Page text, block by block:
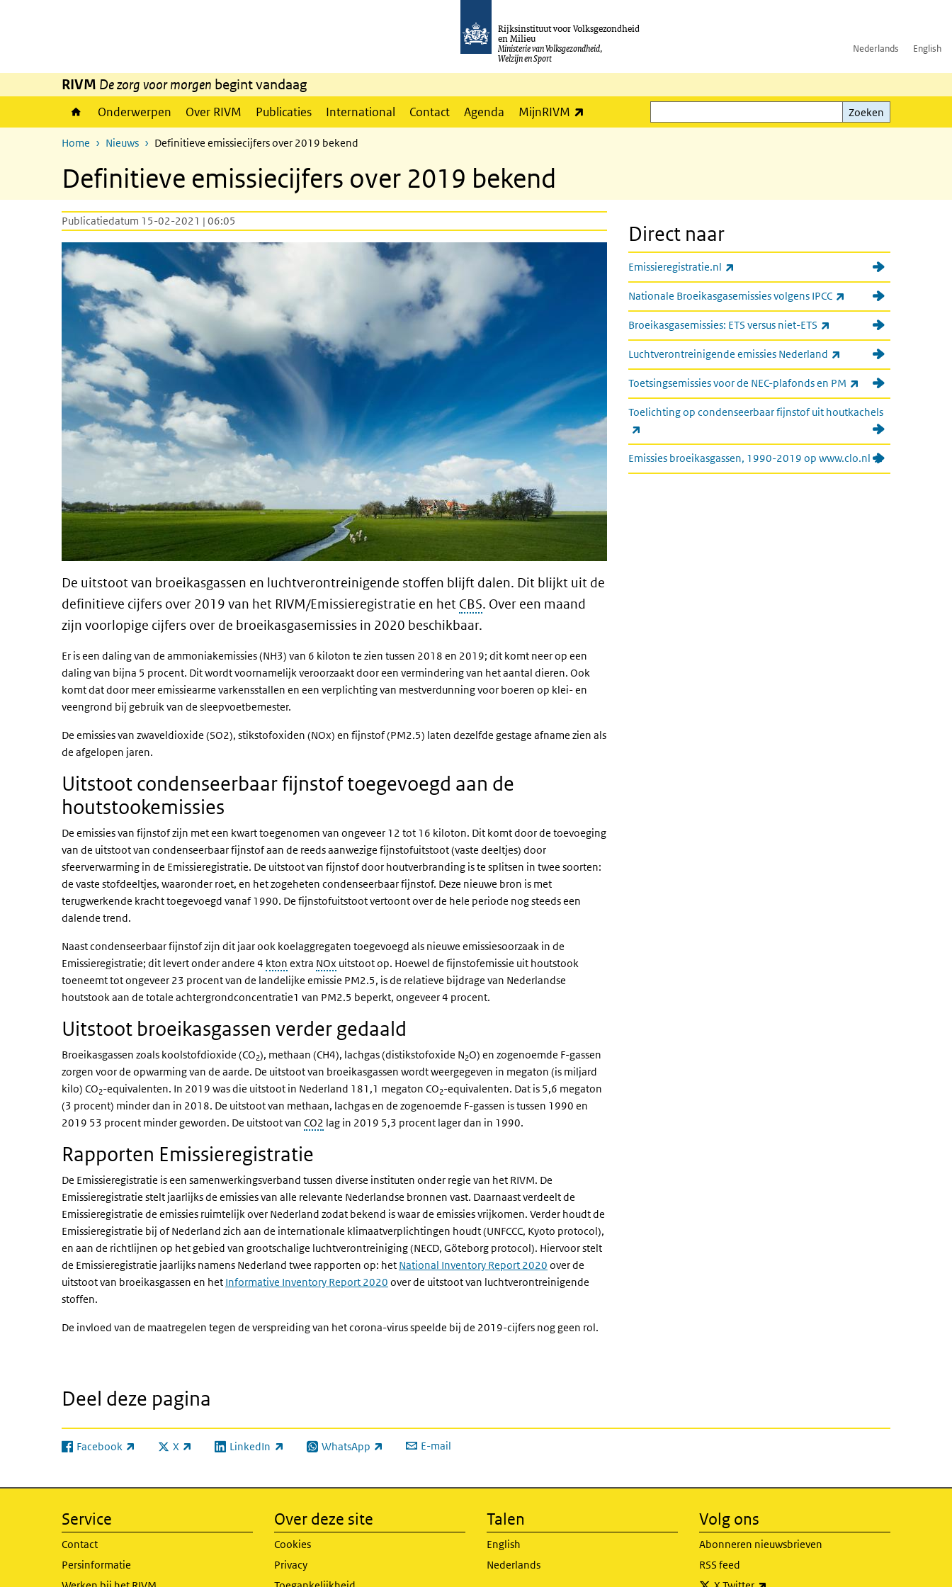
Rijksinstituut voor Volksgezondheid
en Milieu
Ministerie van Volksgezondheid,
Welzijn en Sport
Nederlands English
RIVM De zorg voor morgen begint vandaag
Onderwerpen Over RIVM Publicaties International Contact Agenda MijnRIVM
Zoeken
Zoeken
Home Nieuws Definitieve emissiecijfers over 2019 bekend
Definitieve emissiecijfers over 2019 bekend
Publicatiedatum 15-02-2021 | 06:05
De uitstoot van broeikasgassen en luchtverontreinigende stoffen blijft dalen. Dit blijkt uit de
definitieve cijfers over 2019 van het RIVM/Emissieregistratie en het CBS. Over een maand
zijn voorlopige cijfers over de broeikasgasemissies in 2020 beschikbaar.
Er is een daling van de ammoniakemissies (NH3) van 6 kiloton te zien tussen 2018 en 2019; dit komt neer op een
daling van bijna 5 procent. Dit wordt voornamelijk veroorzaakt door een vermindering van het aantal dieren. Ook
komt dat door meer emissiearme varkensstallen en een verplichting van mestverdunning voor boeren op klei- en
veengrond bij gebruik van de sleepvoetbemester.
De emissies van zwaveldioxide (SO2), stikstofoxiden (NOx) en fijnstof (PM2.5) laten dezelfde gestage afname zien als
de afgelopen jaren.
Uitstoot condenseerbaar fijnstof toegevoegd aan de
houtstookemissies
De emissies van fijnstof zijn met een kwart toegenomen van ongeveer 12 tot 16 kiloton. Dit komt door de toevoeging
van de uitstoot van condenseerbaar fijnstof aan de reeds aanwezige fijnstofuitstoot (vaste deeltjes) door
sfeerverwarming in de Emissieregistratie. De uitstoot van fijnstof door houtverbranding is te splitsen in twee soorten:
de vaste stofdeeltjes, waaronder roet, en het zogeheten condenseerbaar fijnstof. Deze nieuwe bron is met
terugwerkende kracht toegevoegd vanaf 1990. De fijnstofuitstoot vertoont over de hele periode nog steeds een
dalende trend.
Naast condenseerbaar fijnstof zijn dit jaar ook koelaggregaten toegevoegd als nieuwe emissiesoorzaak in de
Emissieregistratie; dit levert onder andere 4 kton extra NOx uitstoot op. Hoewel de fijnstofemissie uit houtstook
toeneemt tot ongeveer 23 procent van de landelijke emissie PM2.5, is de relatieve bijdrage van Nederlandse
houtstook aan de totale achtergrondconcentratie1 van PM2.5 beperkt, ongeveer 4 procent.
Uitstoot broeikasgassen verder gedaald
Broeikasgassen zoals koolstofdioxide (CO2), methaan (CH4), lachgas (distikstofoxide N2O) en zogenoemde F-gassen
zorgen voor de opwarming van de aarde. De uitstoot van broeikasgassen wordt weergegeven in megaton (is miljard
kilo) CO2-equivalenten. In 2019 was die uitstoot in Nederland 181,1 megaton CO2-equivalenten. Dat is 5,6 megaton
(3 procent) minder dan in 2018. De uitstoot van methaan, lachgas en de zogenoemde F-gassen is tussen 1990 en
2019 53 procent minder geworden. De uitstoot van CO2 lag in 2019 5,3 procent lager dan in 1990.
Rapporten Emissieregistratie
De Emissieregistratie is een samenwerkingsverband tussen diverse instituten onder regie van het RIVM. De
Emissieregistratie stelt jaarlijks de emissies van alle relevante Nederlandse bronnen vast. Daarnaast verdeelt de
Emissieregistratie de emissies ruimtelijk over Nederland zodat bekend is waar de emissies vrijkomen. Verder houdt de
Emissieregistratie bij of Nederland zich aan de internationale klimaatverplichtingen houdt (UNFCCC, Kyoto protocol),
en aan de richtlijnen op het gebied van grootschalige luchtverontreiniging (NECD, Göteborg protocol). Hiervoor stelt
de Emissieregistratie jaarlijks namens Nederland twee rapporten op: het National Inventory Report 2020 over de
uitstoot van broeikasgassen en het Informative Inventory Report 2020 over de uitstoot van luchtverontreinigende
stoffen.
De invloed van de maatregelen tegen de verspreiding van het corona-virus speelde bij de 2019-cijfers nog geen rol.
Direct naar
Emissieregistratie.nl
Nationale Broeikasgasemissies volgens IPCC (externe link)
Broeikasgasemissies: ETS versus niet-ETS (externe link)
Luchtverontreinigende emissies Nederland (externe link)
Toetsingsemissies voor de NEC-plafonds en PM (externe link)
Toelichting op condenseerbaar fijnstof uit houtkachels
Emissies broeikasgassen, 1990-2019 op www.clo.nl (externe link)
Deel deze pagina
Facebook
(externe link) X
(externe link) LinkedIn
(externe link) WhatsApp
(externe link) E-mail
Service
Contact
Persinformatie
Over deze site
Cookies
Privacy
Talen
English
Nederlands
Volg ons
Abonneren nieuwsbrieven
RSS feed